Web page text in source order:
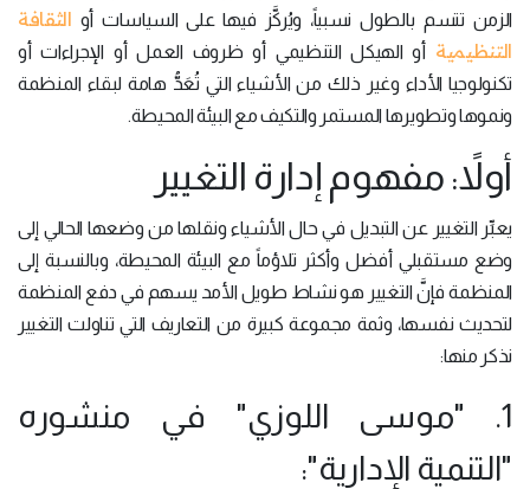
الزمن تتسم بالطول نسبياً، ويُركَّز فيها على السياسات أو الثقافة
التنظيمية أو الهيكل التنظيمي أو ظروف العمل أو الإجراءات أو
تكنولوجيا الأداء وغير ذلك من الأشياء التي تُعَدُّ هامة لبقاء المنظمة
ونموها وتطويرها المستمر والتكيف مع البيئة المحيطة.
أولاً: مفهوم إدارة التغيير
يعبِّر التغيير عن التبديل في حال الأشياء ونقلها من وضعها الحالي إلى
وضع مستقبلي أفضل وأكثر تلاؤماً مع البيئة المحيطة، وبالنسبة إلى
المنظمة فإنَّ التغيير هو نشاط طويل الأمد يسهم في دفع المنظمة
لتحديث نفسها، وثمة مجموعة كبيرة من التعاريف التي تناولت التغيير
نذكر منها:
1. "موسى اللوزي" في منشوره
"التنمية الإدارية":